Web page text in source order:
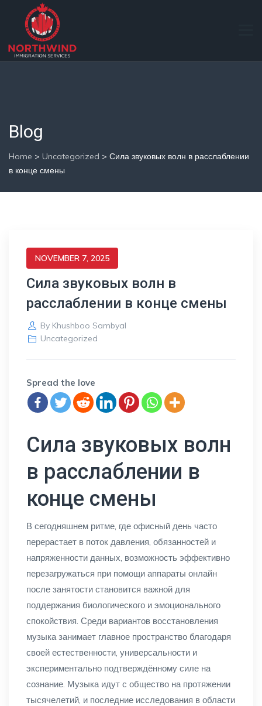
Blog
Home > Uncategorized > Сила звуковых волн в расслаблении
в конце смены
NOVEMBER 7, 2025
Сила звуковых волн в
расслаблении в конце смены
By Khushboo Sambyal
Uncategorized
Spread the love
Сила звуковых волн
в расслаблении в
конце смены
В сегодняшнем ритме, где офисный день часто
перерастает в поток давления, обязанностей и
напряженности данных, возможность эффективно
перезагружаться при помощи аппараты онлайн
после занятости становится важной для
поддержания биологического и эмоционального
спокойствия. Среди вариантов восстановления
музыка занимает главное пространство благодаря
своей естественности, универсальности и
экспериментально подтверждённому силе на
сознание. Музыка идут с общество на протяжении
тысячелетий, и последние исследования в области